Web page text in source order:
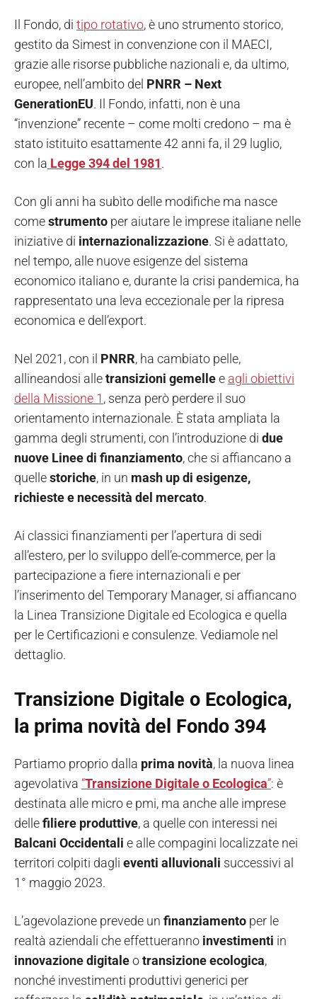
Il Fondo, di tipo rotativo, è uno strumento storico,
gestito da Simest in convenzione con il MAECI,
grazie alle risorse pubbliche nazionali e, da ultimo,
europee, nell’ambito del PNRR – Next
GenerationEU. Il Fondo, infatti, non è una
“invenzione” recente – come molti credono – ma è
stato istituito esattamente 42 anni fa, il 29 luglio,
con la Legge 394 del 1981.
Con gli anni ha subìto delle modifiche ma nasce
comestrumento per aiutare le imprese italiane nelle
iniziative di internazionalizzazione. Si è adattato,
nel tempo, alle nuove esigenze del sistema
economico italiano e, durante la crisi pandemica, ha
rappresentato una leva eccezionale per la ripresa
economica e dell’export.
Nel 2021, con il PNRR, ha cambiato pelle,
allineandosi alletransizioni gemellee agli obiettivi
della Missione 1 , senza però perdere il suo
orientamento internazionale. È stata ampliata la
gamma degli strumenti, con l’introduzione di due
nuove Linee di finanziamento, che si affiancano a
quellestoriche, in un mash up di esigenze,
richieste e necessità del mercato.
Ai classici finanziamenti per l’apertura di sedi
all’estero, per lo sviluppo dell’e-commerce, per la
partecipazione a fiere internazionali e per
l’inserimento del Temporary Manager, si affiancano
la Linea Transizione Digitale ed Ecologica e quella
per le Certificazioni e consulenze. Vediamole nel
dettaglio.
Transizione Digitale o Ecologica,
la prima novità del Fondo 394
Partiamo proprio dalla prima novità, la nuova linea
agevolativa “Transizione Digitale o Ecologica”: è
destinata alle micro e pmi, ma anche alle imprese
dellefiliere produttive, a quelle con interessi nei
Balcani Occidentali e alle compagini localizzate nei
territori colpiti dagli eventi alluvionali successivi al
1° maggio 2023.
L’agevolazione prevede un finanziamento per le
realtà aziendali che effettueranno investimenti in
innovazione digitaleotransizione ecologica,
nonché investimenti produttivi generici per